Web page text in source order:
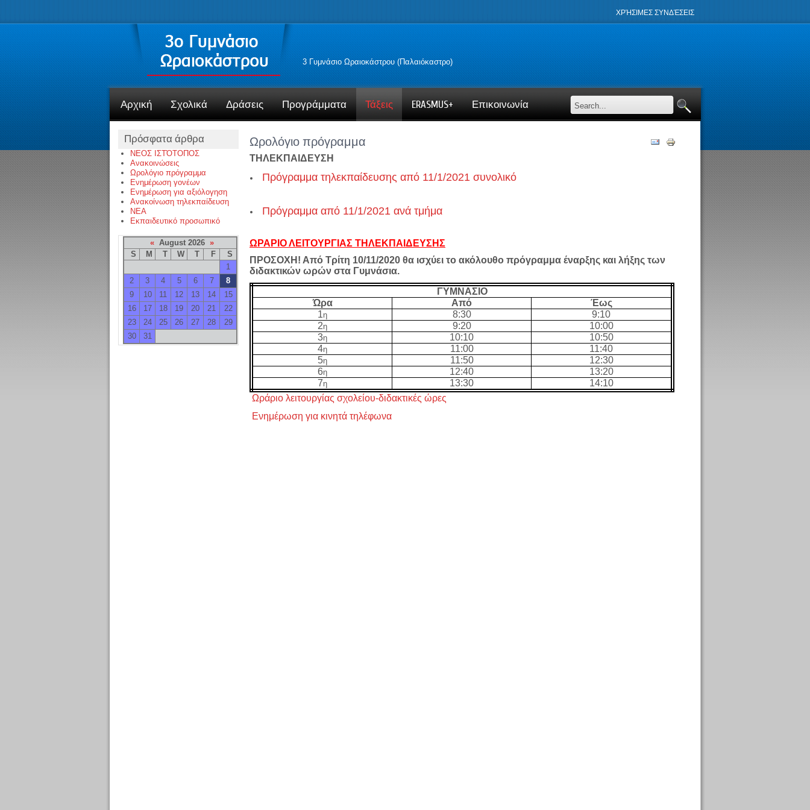
ΧΡΉΣΙΜΕΣ ΣΥΝΔΈΣΕΙΣ
3 Γυμνάσιο Ωραιοκάστρου (Παλαιόκαστρο)
Αρχική Σχολικά Δράσεις Προγράμματα Τάξεις ERASMUS+ Επικοινωνία
Πρόσφατα άρθρα
ΝΕΟΣ ΙΣΤΌΤΟΠΟΣ
Ανακοινώσεις
Ωρολόγιο πρόγραμμα
Ενημέρωση γονέων
Ενημέρωση για αξιόλογηση
Ανακοίνωση τηλεκπαίδευση
NEA
Εκπαιδευτικό προσωπικό
« August 2026 »
S
M T W T F
S
1
2
3 4 5 6 7
8
9
10 11 12 13 14
15
16
17 18 19 20 21
22
23
24 25 26 27 28
29
30
31
Ωρολόγιο πρόγραμμα
ΤΗΛΕΚΠΑΙΔΕΥΣΗ
Πρόγραμμα τηλεκπαίδευσης από 11/1/2021 συνολικό
Πρόγραμμα από 11/1/2021 ανά τμήμα
ΩΡΑΡΙΟ ΛΕΙΤΟΥΡΓΙΑΣ ΤΗΛΕΚΠΑΙΔΕΥΣΗΣ
ΠΡΟΣΟΧΗ! Από Τρίτη 10/11/2020 θα ισχύει το ακόλουθο πρόγραμμα έναρξης και λήξης των
διδακτικών ωρών στα Γυμνάσια.
ΓΥΜΝΑΣΙΟ
Ώρα
Από
Έως
1η 8:30
9:10
2η 9:20
10:00
3η 10:10
10:50
4η 11:00
11:40
5η 11:50
12:30
6η 12:40
13:20
7η 13:30
14:10
Ωράριο λειτουργίας σχολείου-διδακτικές ώρες
Ενημέρωση για κινητά τηλέφωνα